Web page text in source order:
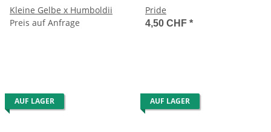
Kleine Gelbe x Humboldii
Preis auf Anfrage
Pride
4,50 CHF *
AUF LAGER AUF LAGER